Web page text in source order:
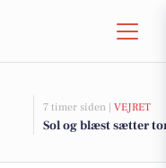
7 timer siden | VEJRET
Sol og blæst sætter